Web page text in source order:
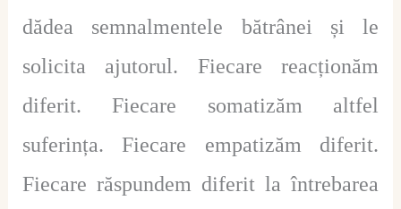
dădea semnalmentele bătrânei și le
solicita ajutorul. Fiecare reacționăm
diferit. Fiecare somatizăm altfel
suferința. Fiecare empatizăm diferit.
Fiecare răspundem diferit la întrebarea